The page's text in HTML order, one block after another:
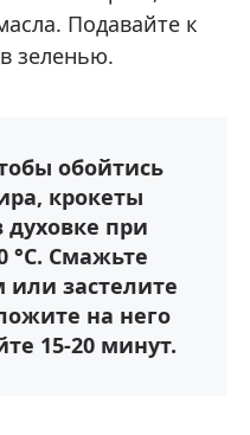
Подавайте к
зеленью.
обойтись
крокеты
при
°С. Смажьте
застелите
на него
15-20 минут.